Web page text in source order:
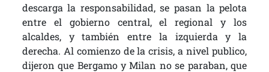
descarga la responsabilidad, se pasan la pelota
entre el gobierno central, el regional y los
alcaldes, y también entre la izquierda y la
derecha. Al comienzo de la crisis, a nivel publico,
dijeron que Bergamo y Milan no se paraban, que